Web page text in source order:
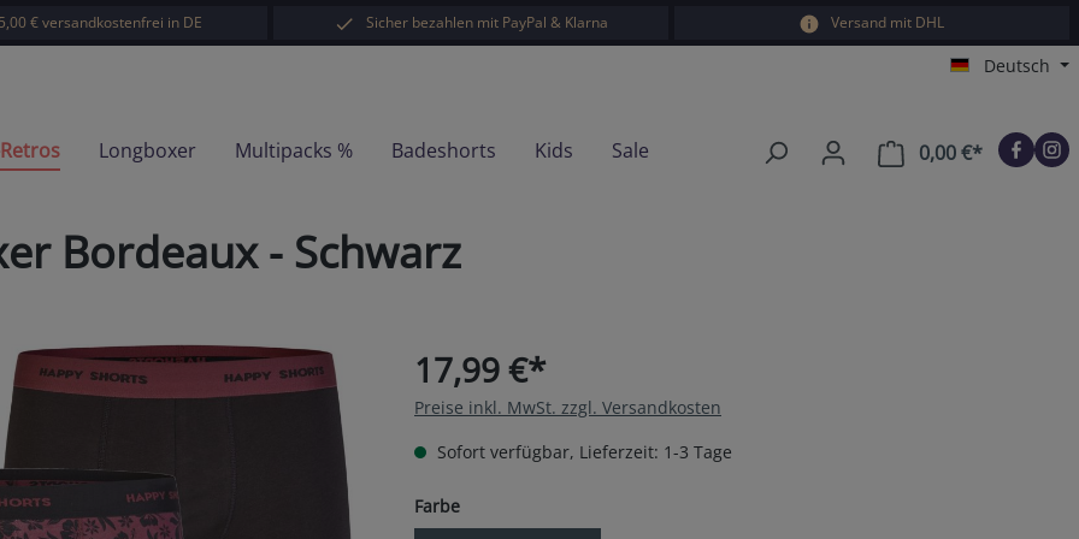
€ versandkostenfrei in DE Sicher bezahlen mit PayPal & Klarna Versand mit DHL
Deutsch
Longboxer Multipacks % Badeshorts Kids Sale 0,00 €*Warenkorb
Bordeaux - Schwarz
17,99 €*
Preise inkl. MwSt. zzgl. Versandkosten
Sofort verfügbar, Lieferzeit: 1-3 Tage
Farbeauswählen